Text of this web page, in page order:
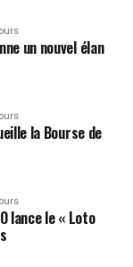
un nouvel élan
la Bourse de
lance le « Loto